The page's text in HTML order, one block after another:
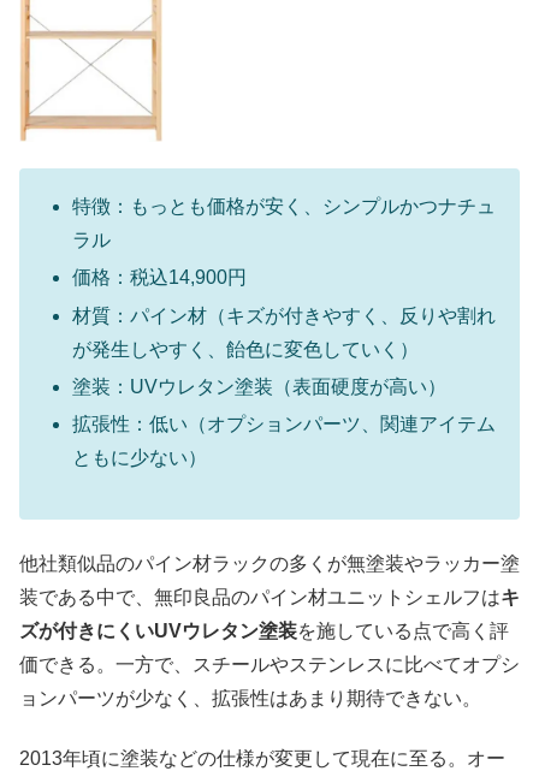
特徴：もっとも価格が安く、シンプルかつナチュ
ラル
価格：税込14,900円
材質：パイン材（キズが付きやすく、反りや割れ
が発生しやすく、飴色に変色していく）
塗装：UVウレタン塗装（表面硬度が高い）
拡張性：低い（オプションパーツ、関連アイテム
ともに少ない）
他社類似品のパイン材ラックの多くが無塗装やラッカー塗
装である中で、無印良品のパイン材ユニットシェルフはキ
ズが付きにくいUVウレタン塗装を施している点で高く評
価できる。一方で、スチールやステンレスに比べてオプシ
ョンパーツが少なく、拡張性はあまり期待できない。
2013年頃に塗装などの仕様が変更して現在に至る。オー